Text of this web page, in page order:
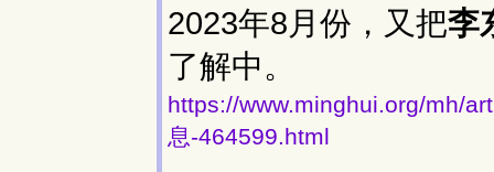
2023年8月份，又把李
了解中。
https://www.minghui.org/mh/
息-464599.html